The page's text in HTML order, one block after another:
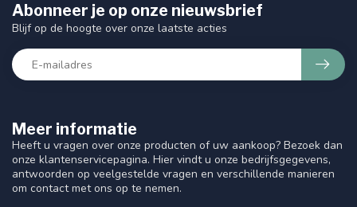
Meer informatie
Heeft u vragen over onze producten of uw aankoop? Bezoek dan
onze klantenservicepagina. Hier vindt u onze bedrijfsgegevens,
antwoorden op veelgestelde vragen en verschillende manieren
om contact met ons op te nemen.
Abonneer je op onze nieuwsbrief
Blijf op de hoogte over onze laatste acties